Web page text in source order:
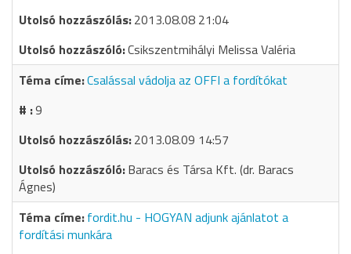
2013.08.08 21:04
Csikszentmihályi Melissa Valéria
Csalással vádolja az OFFI a fordítókat
9
2013.08.09 14:57
Baracs és Társa Kft. (dr. Baracs
Ágnes)
fordit.hu - HOGYAN adjunk ajánlatot a
fordítási munkára